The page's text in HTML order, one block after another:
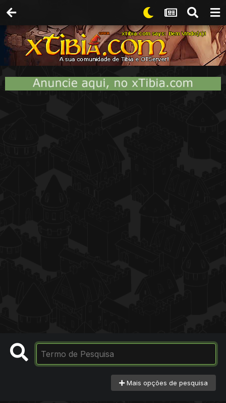
Mais opções de pesquisa